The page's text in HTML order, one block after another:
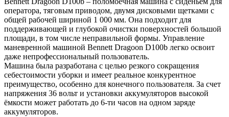
оператора, тяговым приводом, двумя дисковыми щетками с
общей рабочей шириной 1 000 мм. Она подходит для
поддерживающей и глубокой очистки поверхностей большой
площади, в том числе неправильной формы. Управление
маневренной машиной Bennett Dragoon D100b легко освоит
даже непрофессиональный пользователь.
Машина была разработана с целью резкого сокращения
себестоимости уборки и имеет реальное конкурентное
преимущество, особенно для конечного пользователя. За счет
напряжения 36 вольт и установки аккумуляторов высокой
ёмкости может работать до 6-ти часов на одном заряде
аккумуляторов.